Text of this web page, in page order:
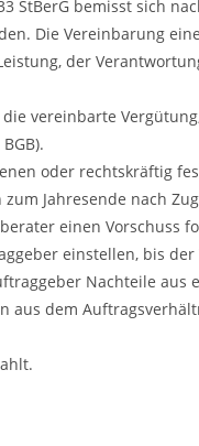
StBerG bemisst sich
Die Vereinbarung
der
die vereinbarte
oder rechtskräftig
Jahresende nach
einen Vorschuss
einstellen, bis
Nachteile aus
dem